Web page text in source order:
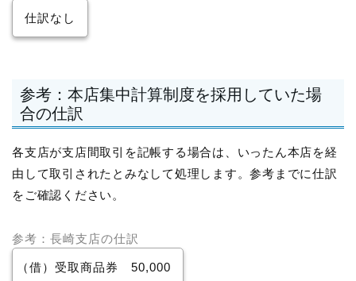
仕訳なし
参考：本店集中計算制度を採用していた場
合の仕訳
各支店が支店間取引を記帳する場合は、いったん本店を経
由して取引されたとみなして処理します。参考までに仕訳
をご確認ください。
参考：長崎支店の仕訳
（借）受取商品券 50,000